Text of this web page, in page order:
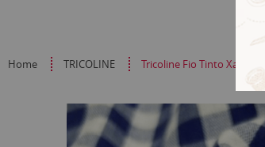
Home TRICOLINE Tricoline Fio Tinto Xadrez